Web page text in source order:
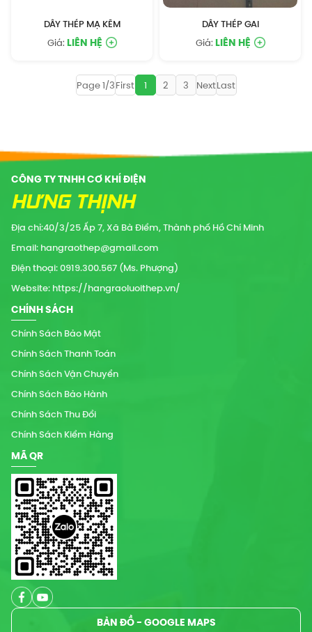
DÂY THÉP MẠ KẼM
Giá: LIÊN HỆ
DÂY THÉP GAI
Giá: LIÊN HỆ
Page 1/3First 1 2 3 NextLast
CÔNG TY TNHH CƠ KHÍ ĐIỆN
HƯNG THỊNH
Địa chỉ:40/3/25 Ấp 7, Xã Bà Điểm, Thành phố Hồ Chí Minh
Email: hangraothep@gmail.com
Điện thoại: 0919.300.567 (Ms. Phượng)
Website: https://hangraoluoithep.vn/
CHÍNH SÁCH
Chính Sách Bảo Mật
Chính Sách Thanh Toán
Chính Sách Vận Chuyển
Chính Sách Bảo Hành
Chính Sách Thu Đổi
Chính Sách Kiểm Hàng
MÃ QR
BẢN ĐỒ - GOOGLE MAPS